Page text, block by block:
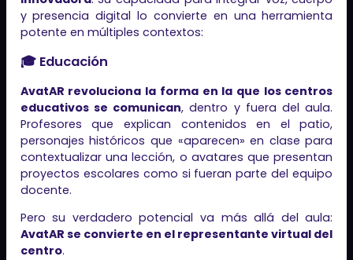
y presencia digital lo convierte en una herramienta
potente en múltiples contextos:
🎓 Educación
AvatAR revoluciona la forma en la que los centros
educativos se comunican, dentro y fuera del aula.
Profesores que explican contenidos en el patio,
personajes históricos que «aparecen» en clase para
contextualizar una lección, o avatares que presentan
proyectos escolares como si fueran parte del equipo
docente.
Pero su verdadero potencial va más allá del aula:
AvatAR se convierte en el representante virtual del
centro.